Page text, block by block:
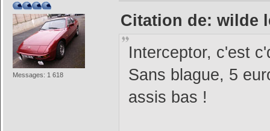
Messages: 1 618
Citation de: wilde
Interceptor, c'est
Sans blague, 5
assis bas !